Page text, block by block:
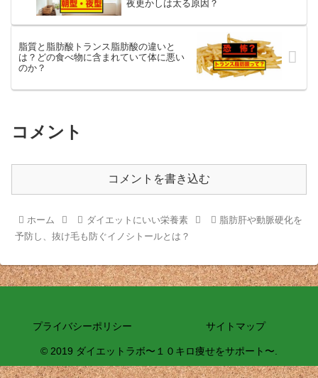
夜更かしは太る原因？
脂質と脂肪酸トランス脂肪酸の違いと
は？どの食べ物に含まれていて体に悪い
のか？
コメント
コメントを書き込む
ホーム ダイエットにいい栄養素
脂肪肝や動脈硬化を
予防し、抜け毛も防ぐイノシトールとは？
プライバシーポリシー サイトマップ
© 2019 ダイエットラボ〜１０キロ痩せをサポート〜.